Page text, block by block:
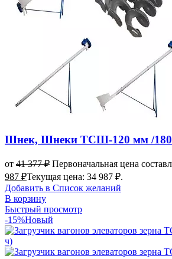
Шнек, Шнеки ТСШ-120 мм /
от 41 377₽ Первоначальная цена
987 ₽Текущая цена: 34 987 ₽.
Добавить в Список желаний
В корзину
Быстрый просмотр
-15%Новый